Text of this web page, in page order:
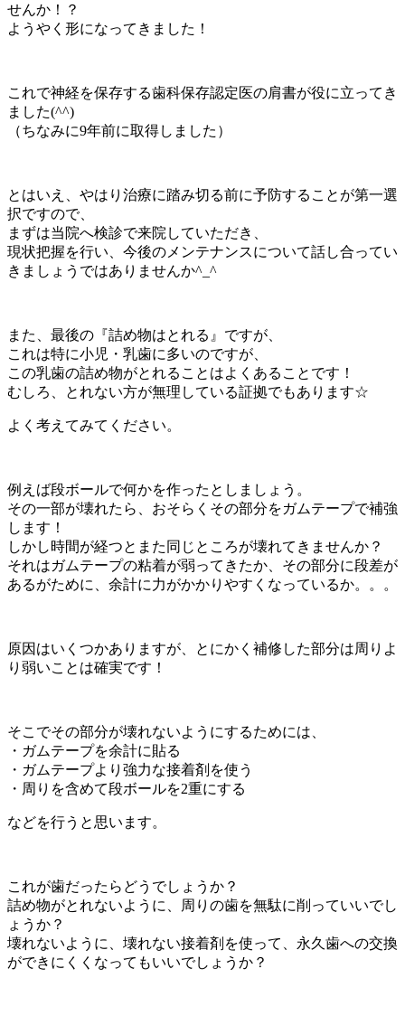
せんか！？
ようやく形になってきました！
これで神経を保存する歯科保存認定医の肩書が役に立ってき
ました(^^)
（ちなみに9年前に取得しました）
とはいえ、やはり治療に踏み切る前に予防することが第一選
択ですので、
まずは当院へ検診で来院していただき、
現状把握を行い、今後のメンテナンスについて話し合ってい
きましょうではありませんか^_^
また、最後の『詰め物はとれる』ですが、
これは特に小児・乳歯に多いのですが、
この乳歯の詰め物がとれることはよくあることです！
むしろ、とれない方が無理している証拠でもあります☆
よく考えてみてください。
例えば段ボールで何かを作ったとしましょう。
その一部が壊れたら、おそらくその部分をガムテープで補強
します！
しかし時間が経つとまた同じところが壊れてきませんか？
それはガムテープの粘着が弱ってきたか、その部分に段差が
あるがために、余計に力がかかりやすくなっているか。。。
原因はいくつかありますが、とにかく補修した部分は周りよ
り弱いことは確実です！
そこでその部分が壊れないようにするためには、
・ガムテープを余計に貼る
・ガムテープより強力な接着剤を使う
・周りを含めて段ボールを2重にする
などを行うと思います。
これが歯だったらどうでしょうか？
詰め物がとれないように、周りの歯を無駄に削っていいでし
ょうか？
壊れないように、壊れない接着剤を使って、永久歯への交換
ができにくくなってもいいでしょうか？